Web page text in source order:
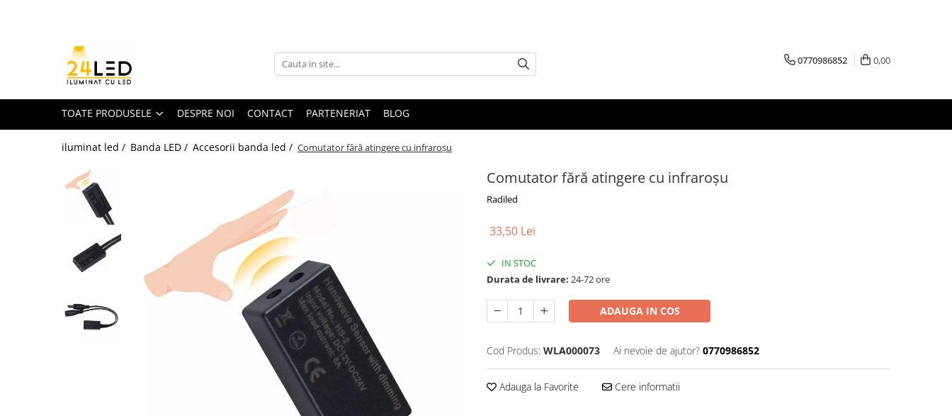
Toate Produsele
Banda Led COB
Banda LED 12V
Banda LED RGB
Banda LED 24V
Furtun Luminos
Banda LED 220V
Banda Digitala
Accesorii banda led
0770986852 0,00
TOATE PRODUSELE DESPRE NOI CONTACT PARTENERIAT BLOG
iluminat led / Banda LED / Accesorii banda led / Comutator fără atingere cu infraroșu
Comutator fără atingere cu infraroșu
Radiled
33,50 Lei
IN STOC
Durata de livrare: 24-72 ore
ADAUGA IN COS
Cod Produs: WLA000073 Ai nevoie de ajutor? 0770986852
Adauga la Favorite Cere informatii